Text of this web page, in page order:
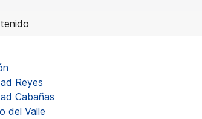
Reyes
Cabañas
del Valle